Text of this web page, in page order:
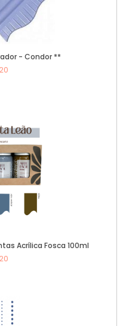
- Condor **
Acrílica Fosca 100ml